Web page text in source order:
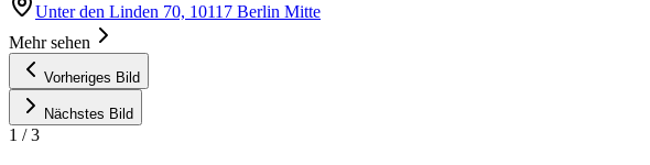
Unter den Linden 70, 10117 Berlin Mitte
Mehr sehen
Vorheriges Bild
Nächstes Bild
1 /3